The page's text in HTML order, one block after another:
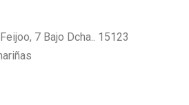
7 Bajo Dcha.. 15123